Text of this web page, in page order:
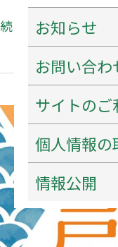
お知らせ
お問い合わ
サイトのご
個人情報の
情報公開
て
ら
せ
続きを読む »
館
蔵
名
品
展
「扇